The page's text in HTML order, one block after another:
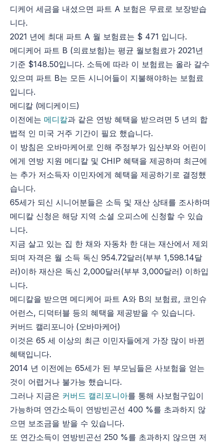
디케어 세금을 내셨으면 파트 A 보험은 무료로 보장받습
니다.
2021 년에 최대 파트 A 월 보험료는 $ 471 입니다.
메디케어 파트 B (의료보험)는 평균 월보험료가 2021년
기준 $148.50입니다. 소득에 따라 이 보험료는 올라 갈수
있으며 파트 B는 모든 시니어들이 지불해야하는 보험료
입니다.
메디칼 (메디케이드)
이전에는 메디칼과 같은 연방 혜택을 받으려면 5 년의 합
법적 인 미국 거주 기간이 필요 했습니다.
이 방침은 오바마케어로 인해 주정부가 임산부와 어린이
에게 연방 지원 메디칼 및 CHIP 혜택을 제공하며 최근에
는 추가 저소득자 이민자에게 혜택을 제공하기로 결정했
습니다.
65세가 되신 시니어분들은 소득 및 재산 상태를 조사하며
메디칼 신청은 해당 지역 소셜 오피스에 신청할 수 있습
니다.
지금 살고 있는 집 한 채와 자동차 한 대는 재산에서 제외
되며 자격은 월 소득 독신 954.72달러(부부 1,598.14달
러)이하 재산은 독신 2,000달러(부부 3,000달러) 이하입
니다.
메디칼을 받으면 메디케어 파트 A와 B의 보험료, 코인슈
어런스, 디덕터블 등의 혜택을 제공받을 수 있습니다.
커버드 캘리포니아 (오바마케어)
이것은 65 세 이상의 최근 이민자들에게 가장 많이 바뀐
혜택입니다.
2014 년 이전에는 65세가 된 부모님들은 사보험을 얻는
것이 어렵거나 불가능 했습니다.
그러나 지금은 커버드 캘리포니아를 통해 사보험구입이
가능하며 연간소득이 연방빈곤선 400 %를 초과하지 않
으면 보조금을 받을 수 있습니다.
또 연간소득이 연방빈곤선 250 %를 초과하지 않으면 저